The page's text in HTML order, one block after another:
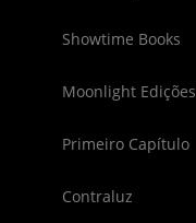
Showtime Books
Moonlight Edições
Primeiro Capítulo
Contraluz